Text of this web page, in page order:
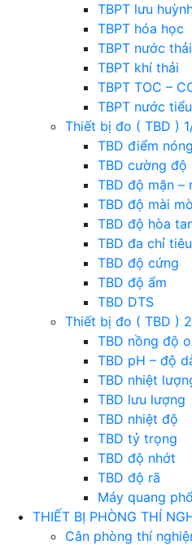
TBPT lưu
TBPT hóa học
TBPT nước thải
TBPT khí thải
TBPT TOC –
TBPT nước tiểu
Thiết bị đo ( TBD )
TBD điểm
TBD cường độ
TBD độ mặn –
TBD độ mài
TBD độ hòa
TBD đa chỉ tiêu
TBD độ cứng
TBD độ ẩm
TBD DTS
Thiết bị đo ( TBD )
TBD nồng độ
TBD pH – độ
TBD nhiệt
TBD lưu lượng
TBD nhiệt độ
TBD tỷ trọng
TBD độ nhớt
TBD độ rã
Máy quang phổ
THIẾT BỊ PHÒNG THÍ
Cân phòng thí